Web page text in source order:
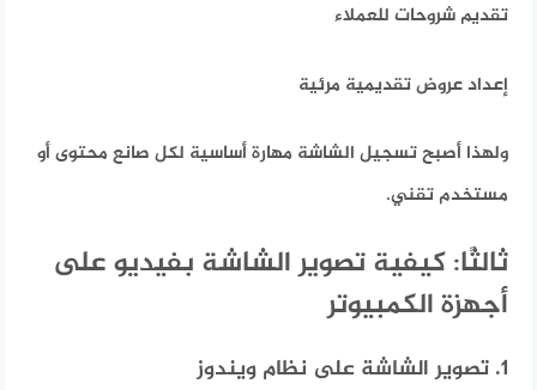
تقديم شروحات للعملاء
إعداد عروض تقديمية مرئية
ولهذا أصبح تسجيل الشاشة مهارة أساسية لكل صانع محتوى أو
مستخدم تقني.
ثالثًا: كيفية تصوير الشاشة بفيديو على
أجهزة الكمبيوتر
1. تصوير الشاشة على نظام ويندوز